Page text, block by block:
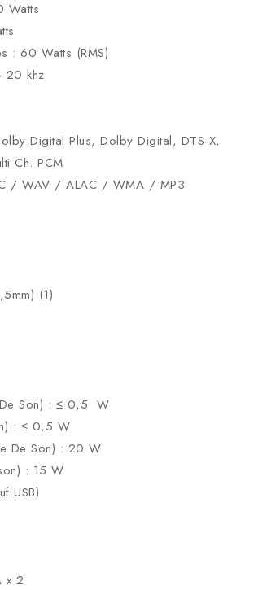
Watts
: 60 Watts (RMS)
20 khz
Digital Plus, Dolby Digital, DTS-X,
Ch. PCM
/ WAV / ALAC / WMA / MP3
(1)
De Son) : ≤ 0,5 W
: ≤ 0,5 W
De Son) : 20 W
: 15 W
USB)
x 2